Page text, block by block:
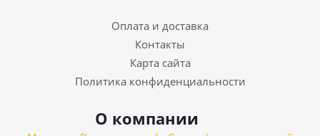
Оплата и доставка
Контакты
Карта сайта
Политика конфиденциальности
О компании